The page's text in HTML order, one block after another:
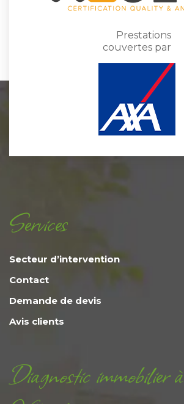
Prestations
couvertes par
Services
Secteur d’intervention
Contact
Demande de devis
Avis clients
Diagnostic immobilier à